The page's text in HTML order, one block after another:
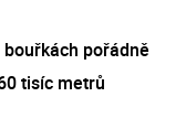
pořádně
tisíc metrů